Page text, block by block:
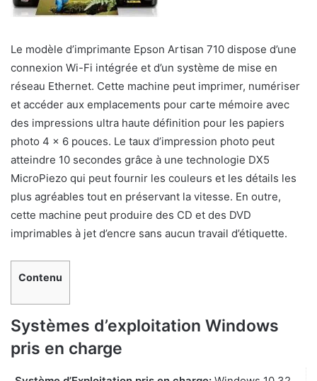
Le modèle d’imprimante Epson Artisan 710 dispose d’une
connexion Wi-Fi intégrée et d’un système de mise en
réseau Ethernet. Cette machine peut imprimer, numériser
et accéder aux emplacements pour carte mémoire avec
des impressions ultra haute définition pour les papiers
photo 4 x 6 pouces. Le taux d’impression photo peut
atteindre 10 secondes grâce à une technologie DX5
MicroPiezo qui peut fournir les couleurs et les détails les
plus agréables tout en préservant la vitesse. En outre,
cette machine peut produire des CD et des DVD
imprimables à jet d’encre sans aucun travail d’étiquette.
Contenu
Systèmes d’exploitation Windows
pris en charge